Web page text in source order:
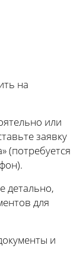
на
или
заявку
(потребуется
детально,
для
и